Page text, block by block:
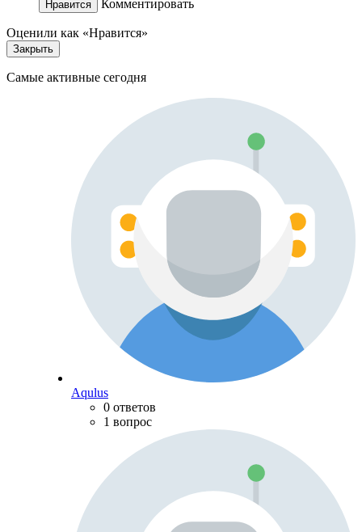
Нравится Комментировать
Оценили как «Нравится»
Закрыть
Самые активные сегодня
Aqulus
0 ответов
1 вопрос